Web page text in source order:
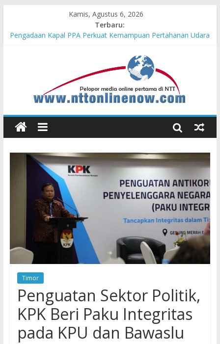
Kamis, Agustus 6, 2026
Terbaru:
Pengadaan Kapal PPA Perkuat Kemampuan Pertahanan Udara
Cahaya Kemerdekaan di Nonotbatan: Listrik Masuk Desa, PLN
Honda AT Family Day Semarakkan 11 Kota di Jawa Timur
Hasil KKN Kolaborasi UGM-Undana Jadi Pedoman Bangun
Desa Desa, Tak Sekadar Laporan
ke-81 RI
Timor
Penguatan Sektor Politik,
KPK Beri Paku Integritas
pada KPU dan Bawaslu